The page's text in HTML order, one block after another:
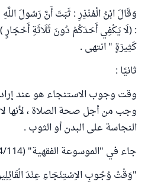
وَقَالَ ابْنُ الْمُنْذِرِ : ثَبَتَ أَنَّ رَسُولَ
: (لَا يَكْفِي أَحَدَكُمْ دُونَ ثَلَاثَةِ أَحْجَارٍ
كَثِيرَةٍ " انتهى .
ثانيًا :
وقت وجوب الاستنجاء هو عند
وجب من أجل صحة الصلاة ،
النجاسة على البدن أو الثوب .
جاء في "الموسوعة الفقهية" (14/114) :
"وَقْتُ وُجُوبِ الاِسْتِنْجَاءِ عِنْدَ